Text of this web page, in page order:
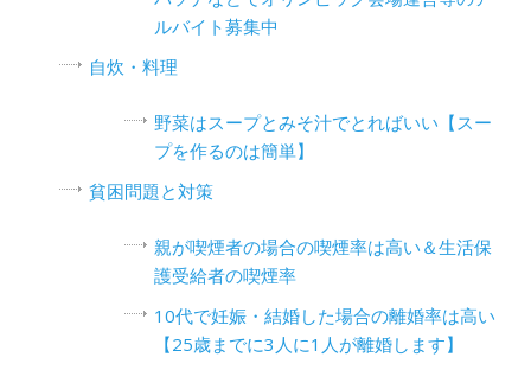
ルバイト募集中
自炊・料理
野菜はスープとみそ汁でとればいい【スー
プを作るのは簡単】
貧困問題と対策
親が喫煙者の場合の喫煙率は高い＆生活保
護受給者の喫煙率
10代で妊娠・結婚した場合の離婚率は高い
【25歳までに3人に1人が離婚します】